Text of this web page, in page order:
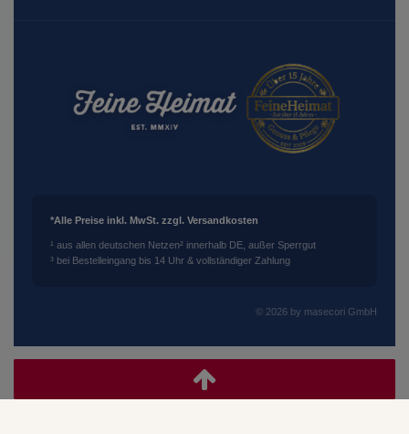
*Alle Preise inkl. MwSt. zzgl. Versandkosten
¹ aus allen deutschen Netzen² innerhalb DE, außer Sperrgut
³ bei Bestelleingang bis 14 Uhr & vollständiger Zahlung
© 2026 by masecori GmbH